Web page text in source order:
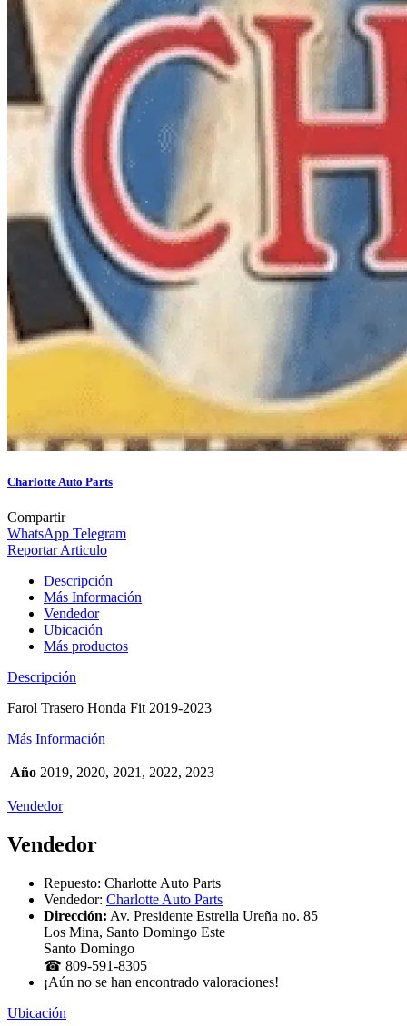
Charlotte Auto Parts
Compartir
WhatsApp Telegram
Reportar Articulo
Descripción
Más Información
Vendedor
Ubicación
Más productos
Descripción
Farol Trasero Honda Fit 2019-2023
Más Información
Año 2019, 2020, 2021, 2022, 2023
Vendedor
Vendedor
Repuesto: Charlotte Auto Parts
Vendedor: Charlotte Auto Parts
Dirección: Av. Presidente Estrella Ureña no. 85
Los Mina, Santo Domingo Este
Santo Domingo
☎ 809-591-8305
¡Aún no se han encontrado valoraciones!
Ubicación